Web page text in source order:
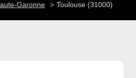
Garonne Toulouse (31000)